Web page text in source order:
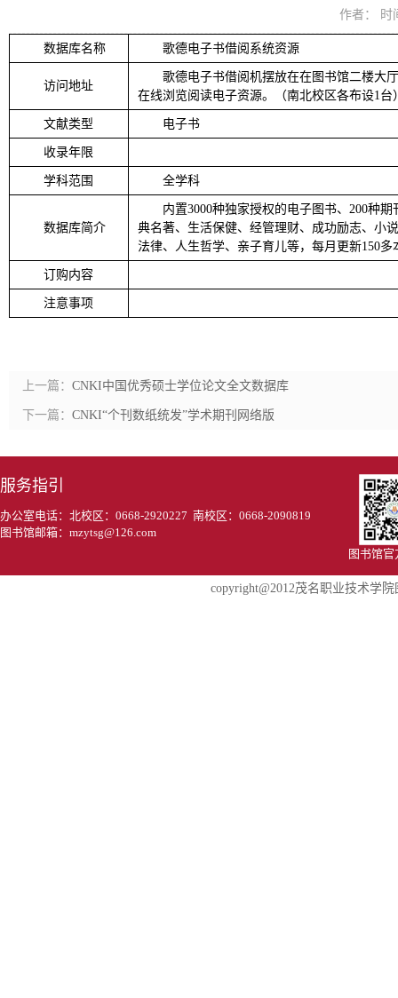
作者： 时
数据库名称 歌德电子书借阅系统资源
访问地址
歌德电子书借阅机摆放在在图书馆二楼大
在线浏览阅读电子资源。（南北校区各布设1台
文献类型 电子书
收录年限
学科范围 全学科
数据库简介
内置3000种独家授权的电子图书、200种
典名著、生活保健、经管理财、成功励志、小
法律、人生哲学、亲子育儿等，每月更新150多
订购内容
注意事项
上一篇： CNKI中国优秀硕士学位论文全文数据库
下一篇： CNKI“个刊数纸统发”学术期刊网络版
服务指引
办公室电话：北校区：0668-2920227 南校区：0668-2090819
图书馆邮箱：mzytsg@126.com
图书馆
copyright@2012茂名职业技术学